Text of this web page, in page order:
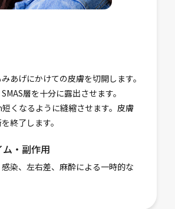
あげにかけての皮膚を切開します。
層を十分に露出させます。
くなるように縫縮させます。皮膚
終了します。
・副作用
染、左右差、麻酔による一時的な